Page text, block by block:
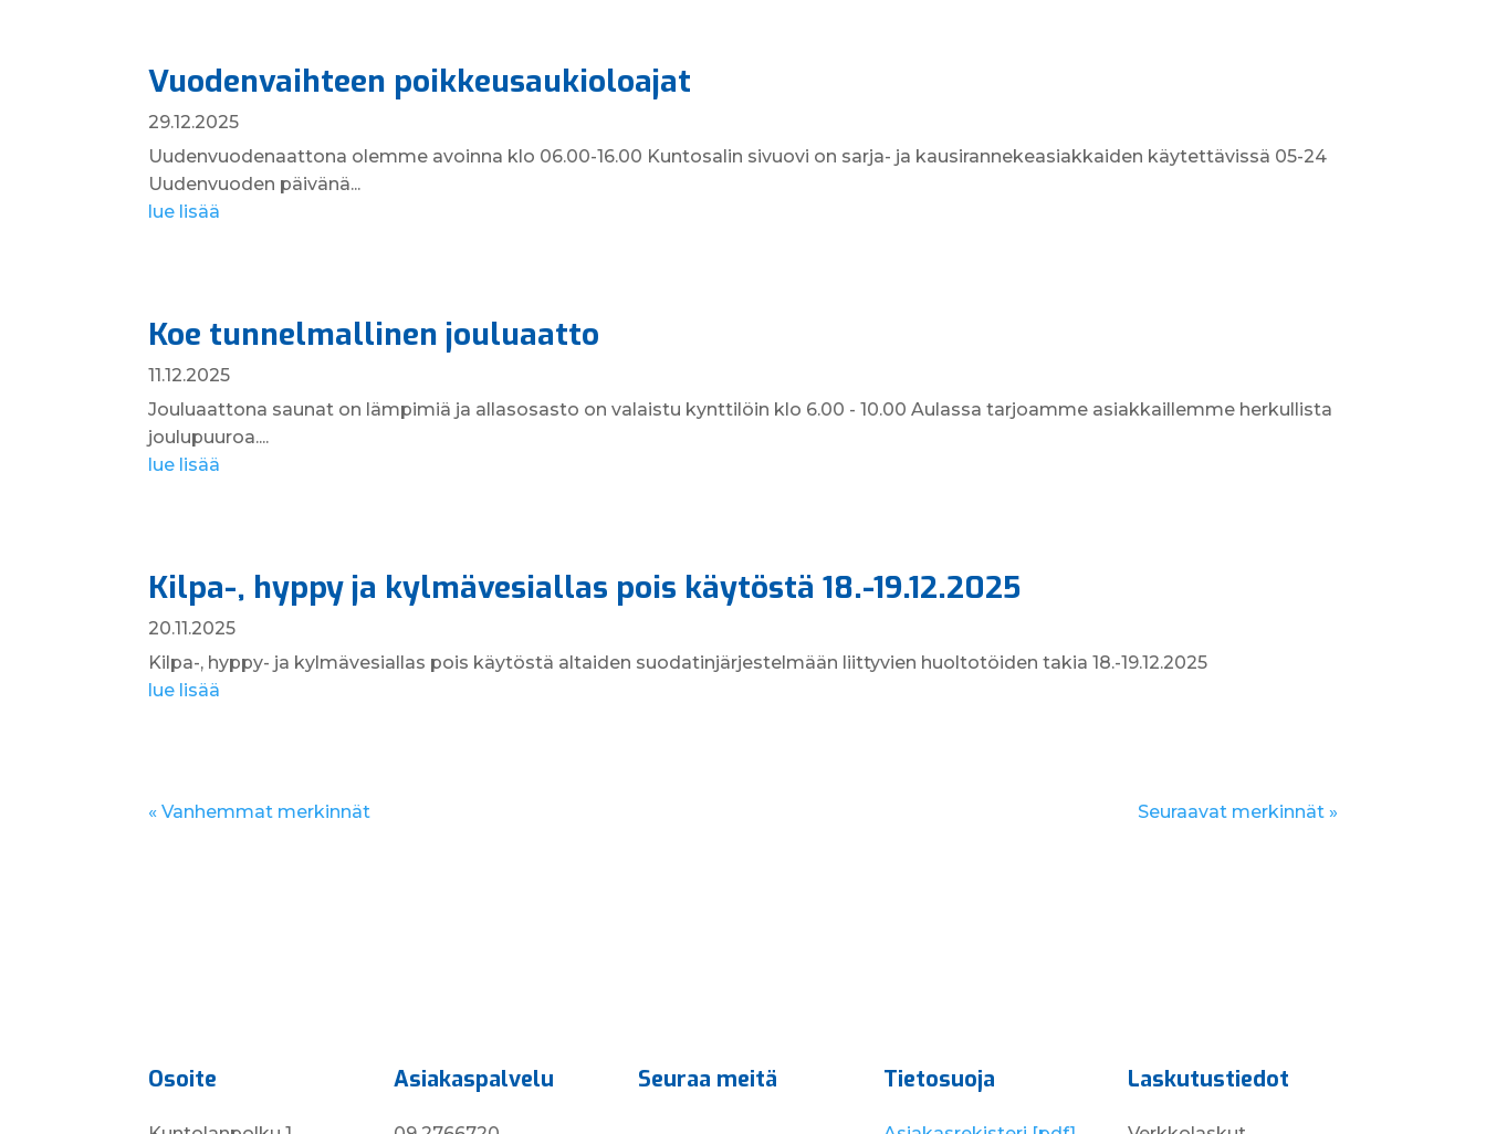
Vuodenvaihteen poikkeusaukioloajat
29.12.2025
Uudenvuodenaattona olemme avoinna klo 06.00-16.00 Kuntosalin sivuovi on sarja- ja kausirannekeasiakkaiden käytettävissä 05-24
Uudenvuoden päivänä...
lue lisää
Koe tunnelmallinen jouluaatto
11.12.2025
Jouluaattona saunat on lämpimiä ja allasosasto on valaistu kynttilöin klo 6.00 - 10.00 Aulassa tarjoamme asiakkaillemme herkullista
joulupuuroa....
lue lisää
Kilpa-, hyppy ja kylmävesiallas pois käytöstä 18.-19.12.2025
20.11.2025
Kilpa-, hyppy- ja kylmävesiallas pois käytöstä altaiden suodatinjärjestelmään liittyvien huoltotöiden takia 18.-19.12.2025
lue lisää
« Vanhemmat merkinnät Seuraavat merkinnät »
Osoite Asiakaspalvelu Seuraa meitä Tietosuoja Laskutustiedot